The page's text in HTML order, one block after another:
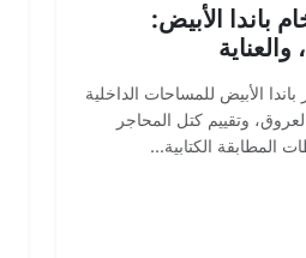
باندا الأبيض:
والعناية
الأبيض للمساحات الداخلية
وتقييم كتل المحاجر
المطابقة الكتابية...